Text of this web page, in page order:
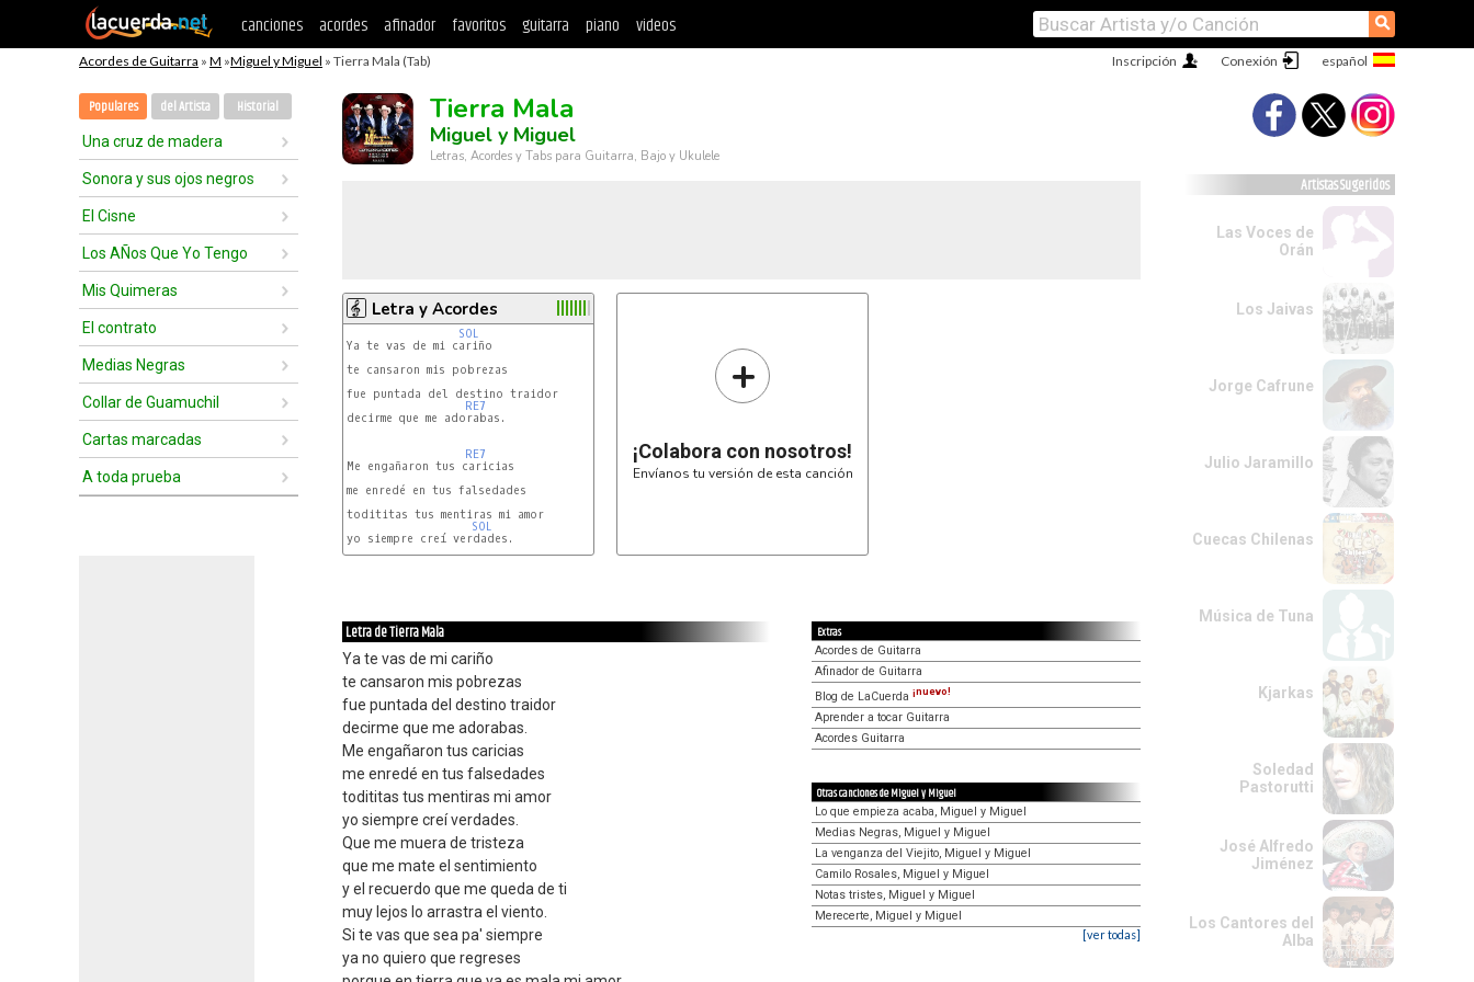
canciones acordes afinador favoritos guitarra piano videos ⚲
Acordes de Guitarra » M »Miguel y Miguel » Tierra Mala (Tab) Conexión
Inscripción
Populares del Artista Historial
Una cruz de madera
Sonora y sus ojos negros
El Cisne
Los AÑos Que Yo Tengo
Mis Quimeras
El contrato
Medias Negras
Collar de Guamuchil
Cartas marcadas
A toda prueba
Tierra Mala
Miguel y Miguel
Letras, Acordes y Tabs para Guitarra, Bajo y Ukulele
Letra y Acordes
SOL
Ya te vas de mi cariño
te cansaron mis pobrezas
fue puntada del destino traidor
RE7
decirme que me adorabas.
RE7
Me engañaron tus caricias
me enredé en tus falsedades
todititas tus mentiras mi amor
SOL
yo siempre creí verdades.
+
¡Colabora con nosotros!
Envíanos tu versión de esta canción
Letra de Tierra Mala
Ya te vas de mi cariño
te cansaron mis pobrezas
fue puntada del destino traidor
decirme que me adorabas.
Me engañaron tus caricias
me enredé en tus falsedades
todititas tus mentiras mi amor
yo siempre creí verdades.
Que me muera de tristeza
que me mate el sentimiento
y el recuerdo que me queda de ti
muy lejos lo arrastra el viento.
Si te vas que sea pa' siempre
ya no quiero que regreses
Extras
Acordes de Guitarra
Afinador de Guitarra
Blog de LaCuerda ¡nuevo!
Aprender a tocar Guitarra
Acordes Guitarra
Otras canciones de Miguel y Miguel
Lo que empieza acaba, Miguel y Miguel
Medias Negras, Miguel y Miguel
La venganza del Viejito, Miguel y Miguel
Camilo Rosales, Miguel y Miguel
Notas tristes, Miguel y Miguel
Merecerte, Miguel y Miguel
[ver todas]
Artistas Sugeridos
Las Voces de
Orán
Los Jaivas
Jorge Cafrune
Julio Jaramillo
Cuecas Chilenas
Música de Tuna
Kjarkas
Soledad
Pastorutti
José Alfredo
Jiménez
Los Cantores del
Alba